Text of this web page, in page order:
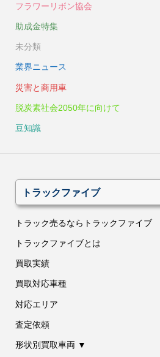
フラワーリボン協会
助成金特集
未分類
業界ニュース
災害と商用車
脱炭素社会2050年に向けて
豆知識
トラックファイブ
トラック売るならトラックファイブ
トラックファイブとは
買取実績
買取対応車種
対応エリア
査定依頼
形状別買取車両 ▼